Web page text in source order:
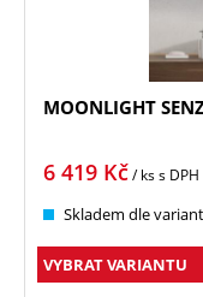
MOONLIGHT
6 419 Kč/ kss DPH
Skladem dle variant
VYBRAT VARIANTU